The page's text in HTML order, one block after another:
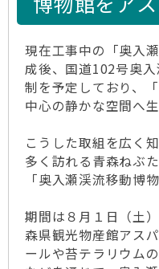
現在工事中の「奥入
成後、国道102号奥
制を予定しており、
中心の静かな空間へ
こうした取組を広く
多く訪れる青森ねぶ
「奥入瀬渓流移動博
期間は８月１日（土
森県観光物産館アス
ールや苔テラリウム